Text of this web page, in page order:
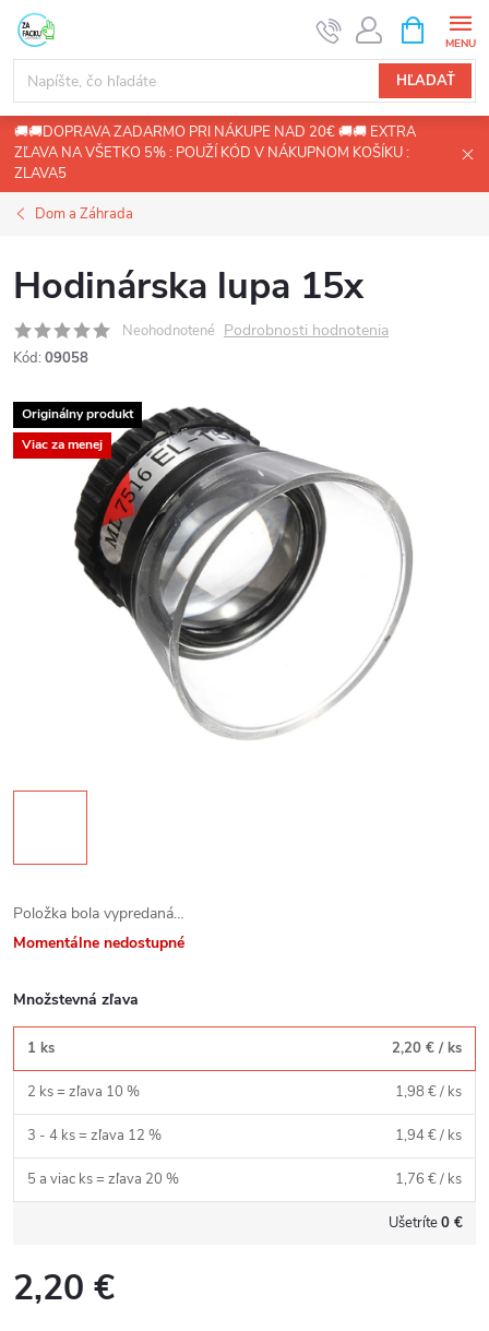
Prejsť
obsah
HĽADAŤ
KOŠÍK
🚚🚚DOPRAVA ZADARMO PRI NÁKUPE NAD 20€ 🚚🚚 EXTRA
ZĽAVA NA VŠETKO 5% : POUŽÍ KÓD V NÁKUPNOM KOŠÍKU :
ZLAVA5
Dom a Záhrada
Hodinárska lupa 15x
Neohodnotené Podrobnosti hodnotenia
Kód: 09058
Originálny produkt
Viac za menej
Položka bola vypredaná…
Momentálne nedostupné
Množstevná zľava
1 ks 2,20 € / ks
2 ks = zľava 10 % 1,98 €/ ks
3 - 4 ks = zľava 12 % 1,94 €/ ks
5 a viac ks = zľava 20 % 1,76 €/ ks
Ušetríte0 €
2,20 €